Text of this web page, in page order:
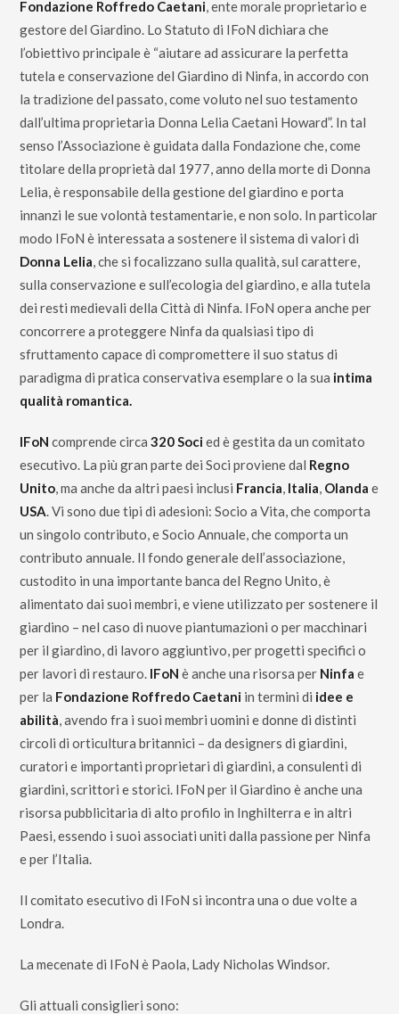
Fondazione Roffredo Caetani, ente morale proprietario e
gestore del Giardino. Lo Statuto di IFoN dichiara che
l’obiettivo principale è “aiutare ad assicurare la perfetta
tutela e conservazione del Giardino di Ninfa, in accordo con
la tradizione del passato, come voluto nel suo testamento
dall’ultima proprietaria Donna Lelia Caetani Howard”. In tal
senso l’Associazione è guidata dalla Fondazione che, come
titolare della proprietà dal 1977, anno della morte di Donna
Lelia, è responsabile della gestione del giardino e porta
innanzi le sue volontà testamentarie, e non solo. In particolar
modo IFoN è interessata a sostenere il sistema di valori di
Donna Lelia, che si focalizzano sulla qualità, sul carattere,
sulla conservazione e sull’ecologia del giardino, e alla tutela
dei resti medievali della Città di Ninfa. IFoN opera anche per
concorrere a proteggere Ninfa da qualsiasi tipo di
sfruttamento capace di compromettere il suo status di
paradigma di pratica conservativa esemplare o la sua intima
qualità romantica.
IFoN comprende circa320 Socied è gestita da un comitato
esecutivo. La più gran parte dei Soci proviene dal Regno
Unito, ma anche da altri paesi inclusi Francia, Italia, Olanda e
USA. Vi sono due tipi di adesioni: Socio a Vita, che comporta
un singolo contributo, e Socio Annuale, che comporta un
contributo annuale. Il fondo generale dell’associazione,
custodito in una importante banca del Regno Unito, è
alimentato dai suoi membri, e viene utilizzato per sostenere il
giardino – nel caso di nuove piantumazioni o per macchinari
per il giardino, di lavoro aggiuntivo, per progetti specifici o
per lavori di restauro. IFoN è anche una risorsa per Ninfa e
per la Fondazione Roffredo Caetani in termini di idee e
abilità, avendo fra i suoi membri uomini e donne di distinti
circoli di orticultura britannici – da designers di giardini,
curatori e importanti proprietari di giardini, a consulenti di
giardini, scrittori e storici. IFoN per il Giardino è anche una
risorsa pubblicitaria di alto profilo in Inghilterra e in altri
Paesi, essendo i suoi associati uniti dalla passione per Ninfa
e per l’Italia.
Il comitato esecutivo di IFoN si incontra una o due volte a
Londra.
La mecenate di IFoN è Paola, Lady Nicholas Windsor.
Gli attuali consiglieri sono: